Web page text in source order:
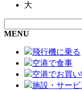
大
MENU
飛行機に乗る
空港で食事
空港でお買い
施設・サービ